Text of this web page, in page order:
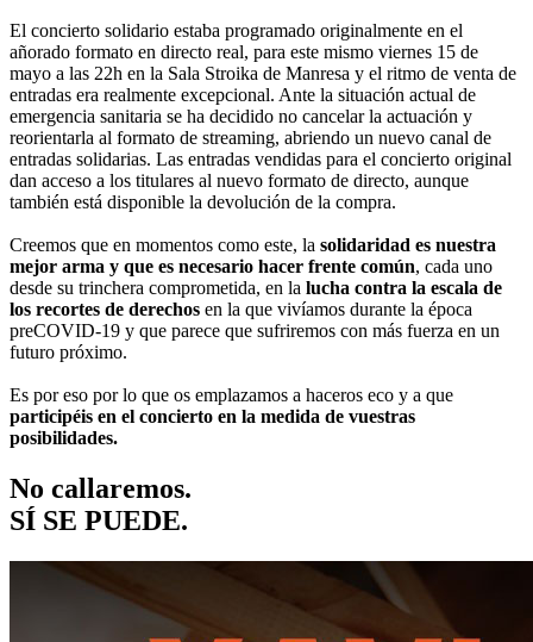
El concierto solidario estaba programado originalmente en el
añorado formato en directo real, para este mismo viernes 15 de
mayo a las 22h en la Sala Stroika de Manresa y el ritmo de venta de
entradas era realmente excepcional. Ante la situación actual de
emergencia sanitaria se ha decidido no cancelar la actuación y
reorientarla al formato de streaming, abriendo un nuevo canal de
entradas solidarias. Las entradas vendidas para el concierto original
dan acceso a los titulares al nuevo formato de directo, aunque
también está disponible la devolución de la compra.
Creemos que en momentos como este, la solidaridad es nuestra
mejor arma y que es necesario hacer frente común, cada uno
desde su trinchera comprometida, en la lucha contra la escala de
los recortes de derechos en la que vivíamos durante la época
preCOVID-19 y que parece que sufriremos con más fuerza en un
futuro próximo.
Es por eso por lo que os emplazamos a haceros eco y a que
participéis en el concierto en la medida de vuestras
posibilidades.
No callaremos.
SÍ SE PUEDE.